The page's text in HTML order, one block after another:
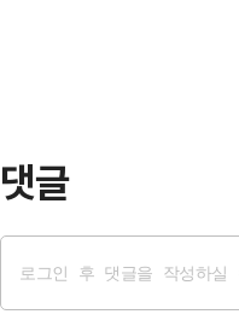
댓글